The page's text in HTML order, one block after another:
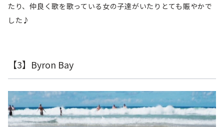
たり、仲良く歌を歌っている女の子達がいたりとても賑やかで
した♪
【3】Byron Bay